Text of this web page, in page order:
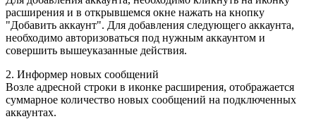
расширения и в открывшемся окне нажать на кнопку
"Добавить аккаунт". Для добавления следующего аккаунта,
необходимо авторизоваться под нужным аккаунтом и
совершить вышеуказанные действия.
2. Информер новых сообщений
Возле адресной строки в иконке расширения, отображается
суммарное количество новых сообщений на подключенных
аккаунтах.